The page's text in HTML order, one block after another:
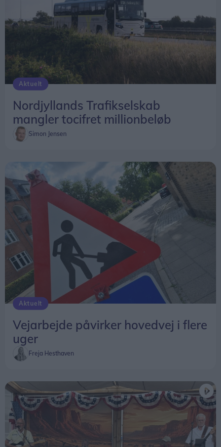
Nordjyllands Trafikselskab
mangler tocifret millionbeløb
Simon Jensen
Aktuelt
Vejarbejde påvirker hovedvej i flere
uger
Freja Hesthaven